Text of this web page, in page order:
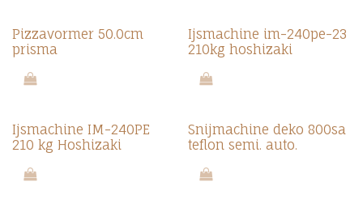
Pizzavormer 50.0cm
prisma
Ijsmachine im-240pe-23
210kg hoshizaki
Ijsmachine IM-240PE
210 kg Hoshizaki
Snijmachine deko 800sa
teflon semi. auto.